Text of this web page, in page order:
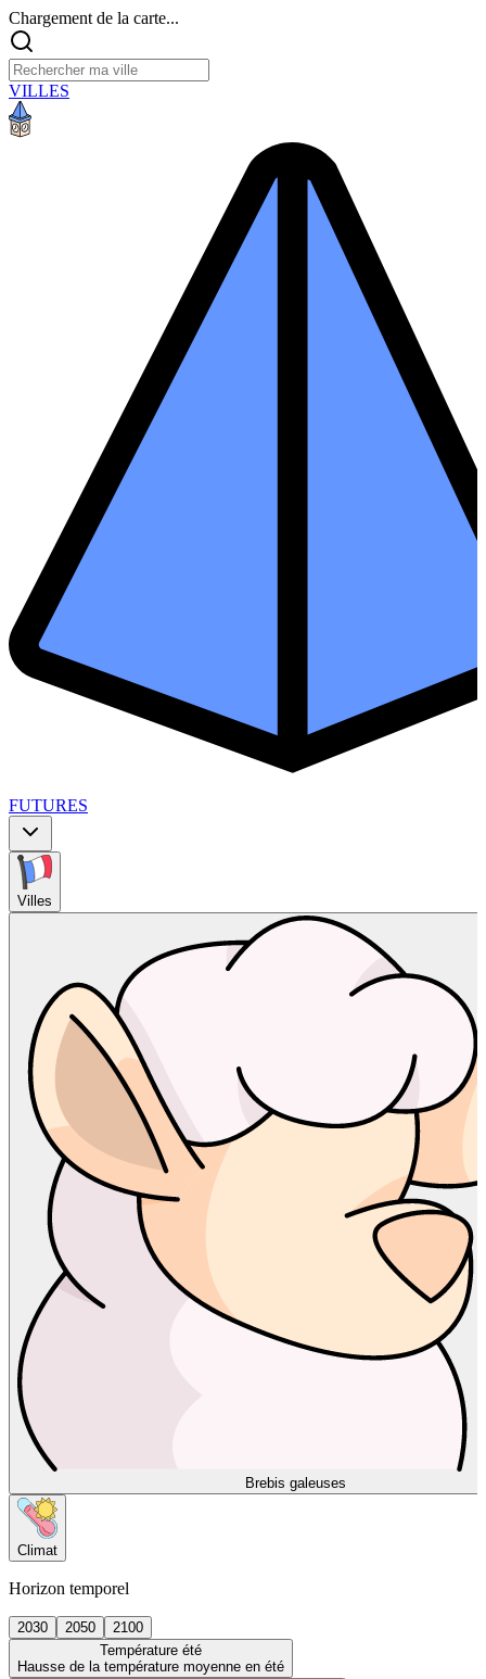
Chargement de la carte...
VILLES
FUTURES
Villes
Brebis galeuses
Climat
Horizon temporel
2030 2050
2100
Température été
Hausse de la température moyenne en été